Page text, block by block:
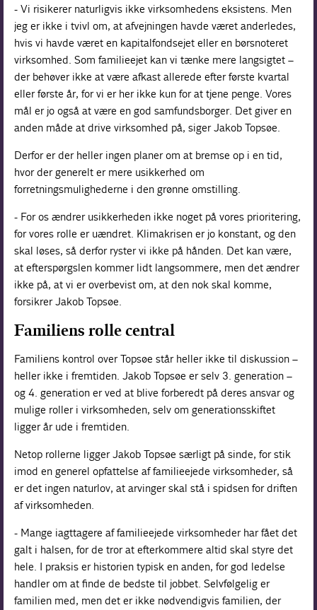
- Vi risikerer naturligvis ikke virksomhedens eksistens. Men
jeg er ikke i tvivl om, at afvejningen havde været anderledes,
hvis vi havde været en kapitalfondsejet eller en børsnoteret
virksomhed. Som familieejet kan vi tænke mere langsigtet –
der behøver ikke at være afkast allerede efter første kvartal
eller første år, for vi er her ikke kun for at tjene penge. Vores
mål er jo også at være en god samfundsborger. Det giver en
anden måde at drive virksomhed på, siger Jakob Topsøe.
Derfor er der heller ingen planer om at bremse op i en tid,
hvor der generelt er mere usikkerhed om
forretningsmulighederne i den grønne omstilling.
- For os ændrer usikkerheden ikke noget på vores prioritering,
for vores rolle er uændret. Klimakrisen er jo konstant, og den
skal løses, så derfor ryster vi ikke på hånden. Det kan være,
at efterspørgslen kommer lidt langsommere, men det ændrer
ikke på, at vi er overbevist om, at den nok skal komme,
forsikrer Jakob Topsøe.
Familiens rolle central
Familiens kontrol over Topsøe står heller ikke til diskussion –
heller ikke i fremtiden. Jakob Topsøe er selv 3. generation –
og 4. generation er ved at blive forberedt på deres ansvar og
mulige roller i virksomheden, selv om generationsskiftet
ligger år ude i fremtiden.
Netop rollerne ligger Jakob Topsøe særligt på sinde, for stik
imod en generel opfattelse af familieejede virksomheder, så
er det ingen naturlov, at arvinger skal stå i spidsen for driften
af virksomheden.
- Mange iagttagere af familieejede virksomheder har fået det
galt i halsen, for de tror at efterkommere altid skal styre det
hele. I praksis er historien typisk en anden, for god ledelse
handler om at finde de bedste til jobbet. Selvfølgelig er
familien med, men det er ikke nødvendigvis familien, der